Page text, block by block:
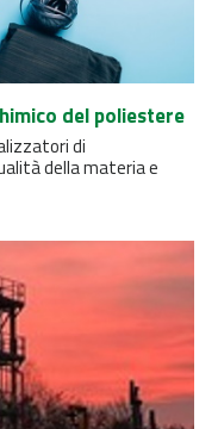
del poliestere
di
della materia e